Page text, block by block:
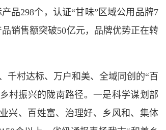
品298个，认证“甘味”区域公用品牌7
销售额突破50亿元，品牌优势正在转
千村达标、万户和美、全域同创的“百
村振兴的陇南路径。一是科学谋划部
兴、百姓富、治理好、乡风和、集体